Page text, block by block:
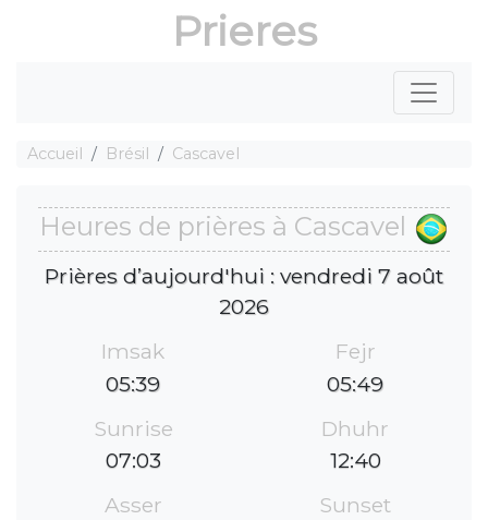
Prieres
Accueil Brésil Cascavel
Heures de prières à Cascavel
Prières d’aujourd'hui : vendredi 7 août
2026
Imsak
05:39
Fejr
05:49
Sunrise
07:03
Dhuhr
12:40
Asser
Sunset